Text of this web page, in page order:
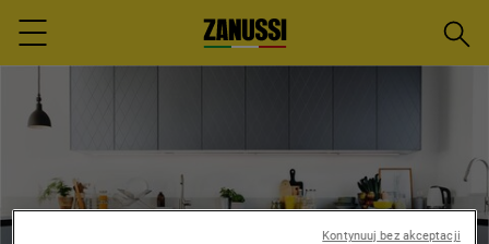
Menu
Szukaj
Kontynuuj bez akceptacji